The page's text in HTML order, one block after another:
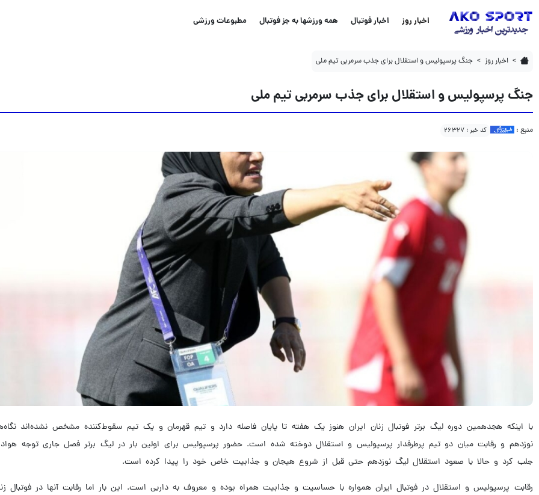
اخبار روز اخبار فوتبال همه ورزشها به جز فوتبال مطبوعات ورزشی
اخبار روز جنگ پرسپولیس و استقلال برای جذب سرمربی تیم ملی
جنگ پرسپولیس و استقلال برای جذب سرمربی تیم ملی
جنگ پرسپولیس و استقلال برای جذب سرمربی تیم ملی
منبع : کد خبر : 26327
با اینکه هجدهمین دوره لیگ برتر فوتبال زنان ایران هنوز یک هفته تا پایان فاصله دارد و تیم قهرمان و یک تیم سقوط‌کننده مشخص نشده‌اند
نوزدهم و رقابت میان دو تیم پرطرفدار پرسپولیس و استقلال دوخته شده است. حضور پرسپولیس برای اولین بار در لیگ برتر فصل جاری توجه
جلب کرد و حالا با صعود استقلال لیگ نوزدهم حتی قبل از شروع هیجان و جذابیت خاص خود را پیدا کرده است.
رقابت پرسپولیس و استقلال در فوتبال ایران همواره با حساسیت و جذابیت همراه بوده و معروف به داربی است. این بار اما رقابت آنها در فوتبال